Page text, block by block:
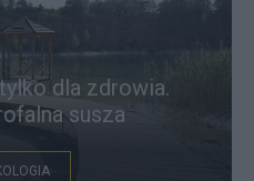
dla zdrowia.
susza